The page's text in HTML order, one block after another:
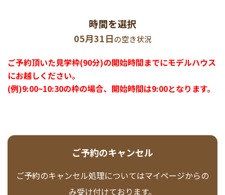
時間を選択
05月31日の空き状況
ご予約頂いた見学枠(90分)の開始時間までにモデルハウス
にお越しください。
(例)9:00~10:30の枠の場合、開始時間は9:00となります。
ご予約のキャンセル
ご予約のキャンセル処理についてはマイページからの
み受け付けております。